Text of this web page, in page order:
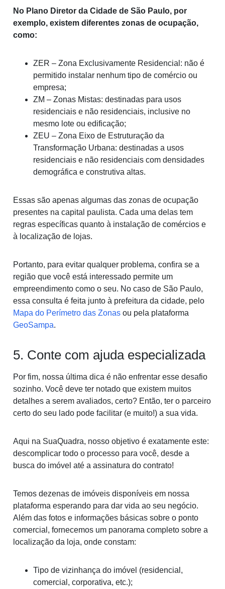
No Plano Diretor da Cidade de São Paulo, por
exemplo, existem diferentes zonas de ocupação,
como:
ZER – Zona Exclusivamente Residencial: não é
permitido instalar nenhum tipo de comércio ou
empresa;
ZM – Zonas Mistas: destinadas para usos
residenciais e não residenciais, inclusive no
mesmo lote ou edificação;
ZEU – Zona Eixo de Estruturação da
Transformação Urbana: destinadas a usos
residenciais e não residenciais com densidades
demográfica e construtiva altas.
Essas são apenas algumas das zonas de ocupação
presentes na capital paulista. Cada uma delas tem
regras específicas quanto à instalação de comércios e
à localização de lojas.
Portanto, para evitar qualquer problema, confira se a
região que você está interessado permite um
empreendimento como o seu. No caso de São Paulo,
essa consulta é feita junto à prefeitura da cidade, pelo
Mapa do Perímetro das Zonas ou pela plataforma
GeoSampa.
5. Conte com ajuda especializada
Por fim, nossa última dica é não enfrentar esse desafio
sozinho. Você deve ter notado que existem muitos
detalhes a serem avaliados, certo? Então, ter o parceiro
certo do seu lado pode facilitar (e muito!) a sua vida.
Aqui na SuaQuadra, nosso objetivo é exatamente este:
descomplicar todo o processo para você, desde a
busca do imóvel até a assinatura do contrato!
Temos dezenas de imóveis disponíveis em nossa
plataforma esperando para dar vida ao seu negócio.
Além das fotos e informações básicas sobre o ponto
comercial, fornecemos um panorama completo sobre a
localização da loja, onde constam:
Tipo de vizinhança do imóvel (residencial,
comercial, corporativa, etc.);